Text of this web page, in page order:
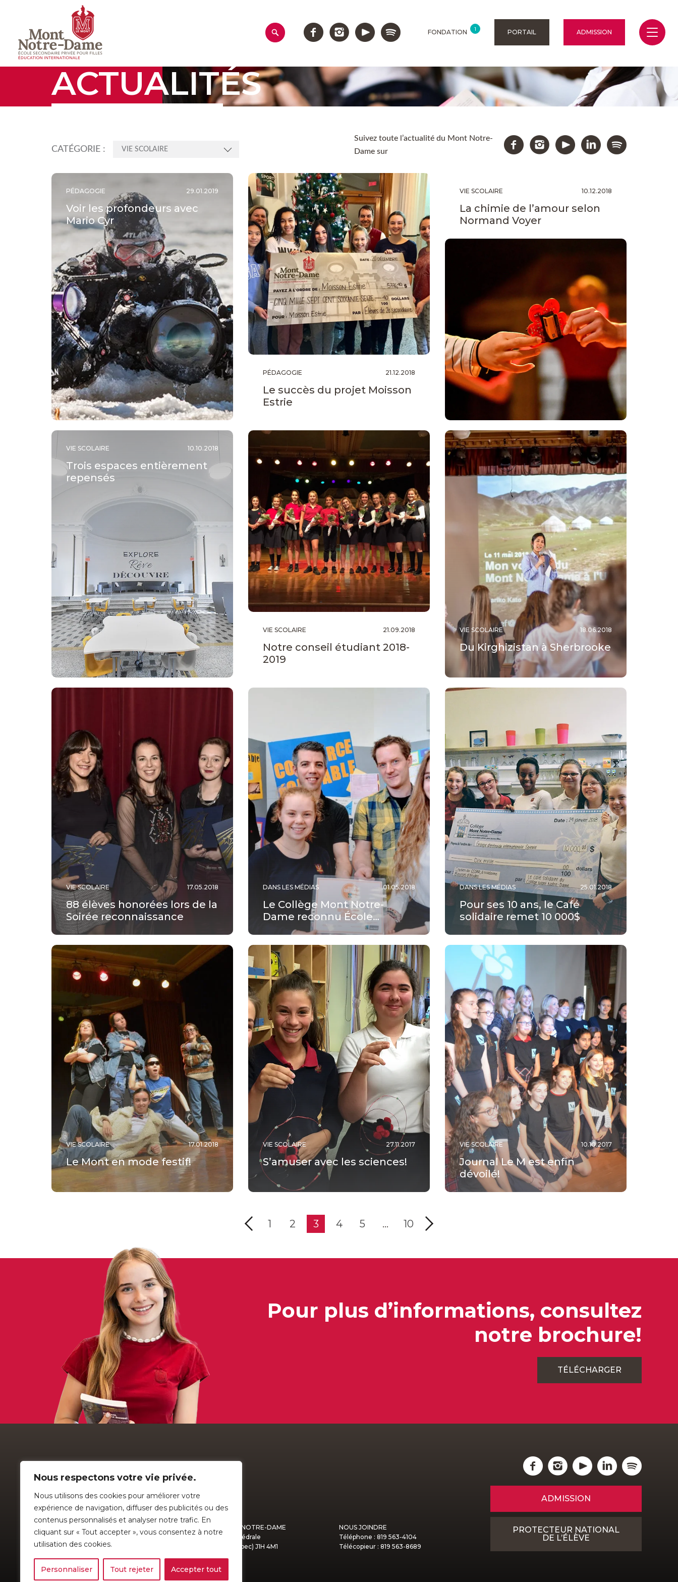
Nous respectons votre vie privée.
Nous utilisons des cookies pour améliorer votre
expérience de navigation, diffuser des publicités ou des
contenus personnalisés et analyser notre trafic. En
cliquant sur « Tout accepter », vous consentez à notre
utilisation des cookies.
Personnaliser Tout rejeter Accepter tout
FONDATION 1 PORTAIL ADMISSION
ACTUALITÉS
CATÉGORIE : VIE SCOLAIRE
Suivez toute l’actualité du Mont Notre-
Dame sur
PÉDAGOGIE 29.01.2019
Voir les profondeurs avec
Mario Cyr
PÉDAGOGIE 21.12.2018
Le succès du projet Moisson
Estrie
VIE SCOLAIRE 10.12.2018
La chimie de l’amour selon
Normand Voyer
VIE SCOLAIRE 10.10.2018
Trois espaces entièrement
repensés
VIE SCOLAIRE 21.09.2018
Notre conseil étudiant 2018-
2019
VIE SCOLAIRE 18.06.2018
Du Kirghizistan à Sherbrooke
VIE SCOLAIRE 17.05.2018
88 élèves honorées lors de la
Soirée reconnaissance
DANS LES MÉDIAS 01.05.2018
Le Collège Mont Notre-
Dame reconnu École…
DANS LES MÉDIAS 25.01.2018
Pour ses 10 ans, le Café
solidaire remet 10 000$
VIE SCOLAIRE 17.01.2018
Le Mont en mode festif!
VIE SCOLAIRE 27.11.2017
S’amuser avec les sciences!
VIE SCOLAIRE 10.10.2017
Journal Le M est enfin
dévoilé!
1 2 3 4 5 … 10
Pour plus d’informations, consultez
notre brochure!
TÉLÉCHARGER
Établissement de langue française
Cette école est un OSBL
COLLÈGE MONT NOTRE-DAME
114, rue de la Cathédrale
Sherbrooke (Québec) J1H 4M1
NOUS JOINDRE
Téléphone : 819 563-4104
Télécopieur : 819 563-8689
ADMISSION
PROTECTEUR NATIONAL
DE L’ÉLÈVE
Politique de confidentialité |Préférences de Cookies